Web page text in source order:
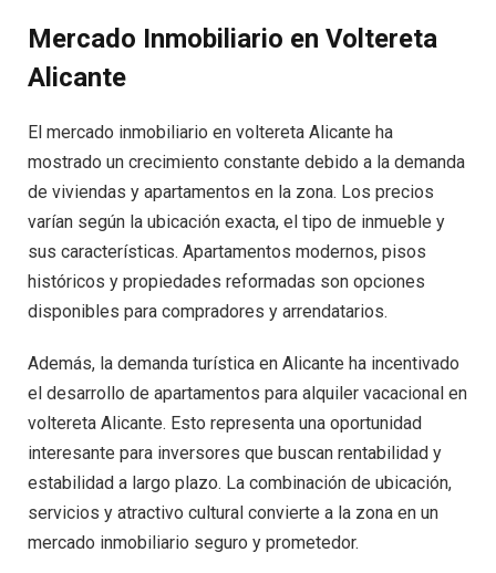
Mercado Inmobiliario en Voltereta
Alicante
El mercado inmobiliario en voltereta Alicante ha
mostrado un crecimiento constante debido a la demanda
de viviendas y apartamentos en la zona. Los precios
varían según la ubicación exacta, el tipo de inmueble y
sus características. Apartamentos modernos, pisos
históricos y propiedades reformadas son opciones
disponibles para compradores y arrendatarios.
Además, la demanda turística en Alicante ha incentivado
el desarrollo de apartamentos para alquiler vacacional en
voltereta Alicante. Esto representa una oportunidad
interesante para inversores que buscan rentabilidad y
estabilidad a largo plazo. La combinación de ubicación,
servicios y atractivo cultural convierte a la zona en un
mercado inmobiliario seguro y prometedor.